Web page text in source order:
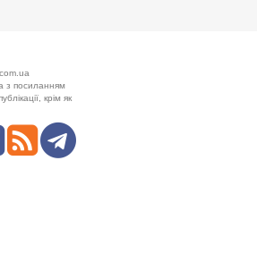
з посиланням
крім як